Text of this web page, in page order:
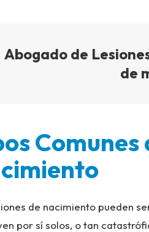
Abogado de
de
Comunes
de nacimiento pueden
por sí solos, o tan